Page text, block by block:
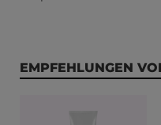
Produktgalerie
EMPFEHLUNGEN